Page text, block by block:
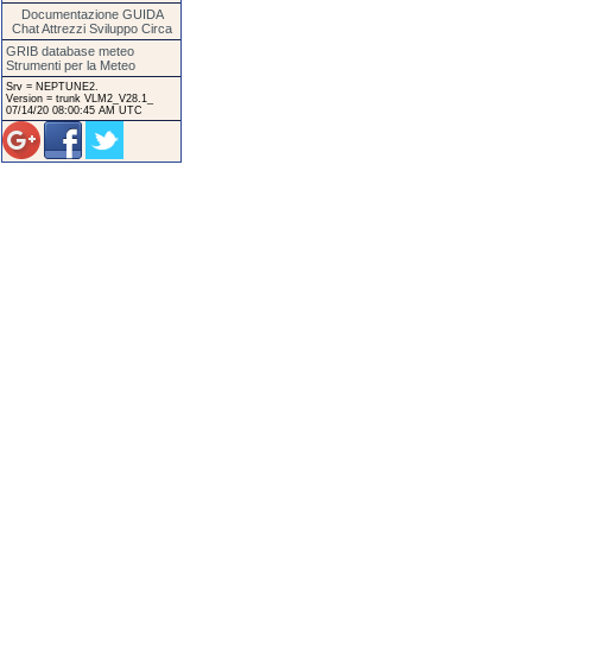
Documentazione GUIDA
Chat Attrezzi Sviluppo Circa
GRIB database meteo
Strumenti per la Meteo
Srv = NEPTUNE2.
Version = trunk VLM2_V28.1_
07/14/20 08:00:45 AM UTC